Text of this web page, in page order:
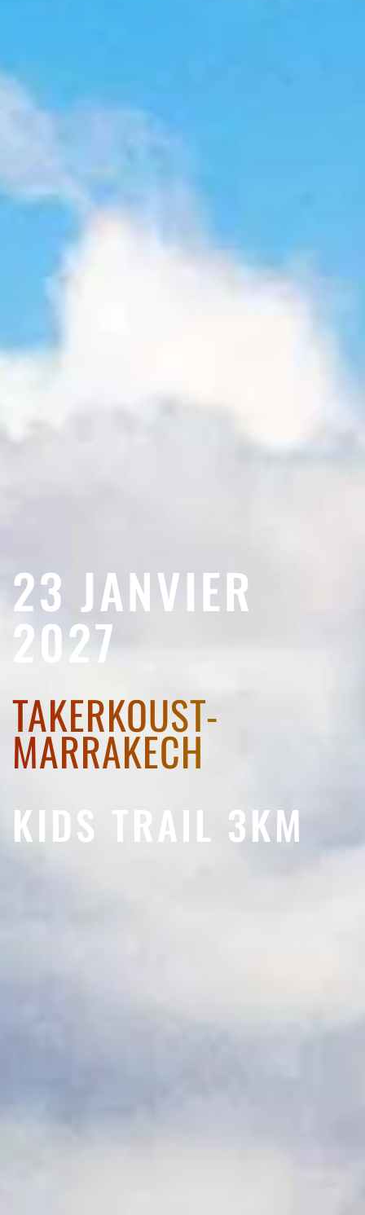
23 JANVIER
2027
TAKERKOUST-
MARRAKECH
KIDS TRAIL 3KM